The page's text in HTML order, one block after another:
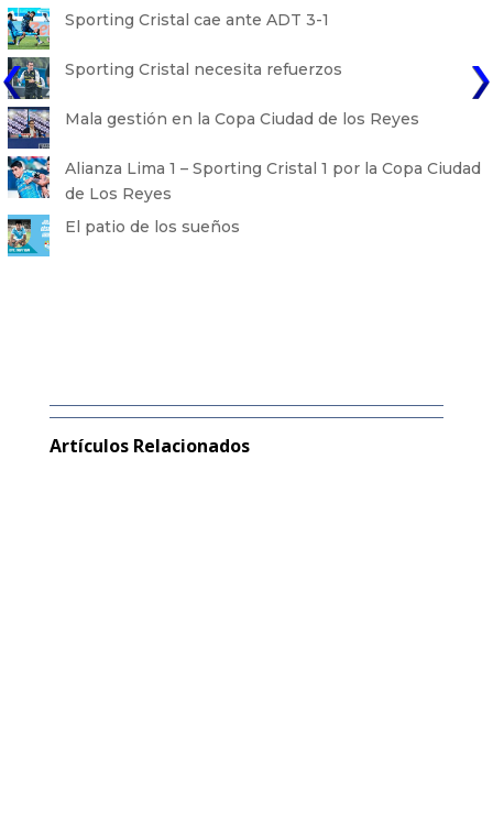
Sporting Cristal cae ante ADT 3-1
Sporting Cristal necesita refuerzos
Mala gestión en la Copa Ciudad de los Reyes
Alianza Lima 1 – Sporting Cristal 1 por la Copa Ciudad
de Los Reyes
El patio de los sueños
Artículos Relacionados